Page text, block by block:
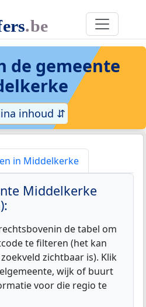
de gemeente
inhoud ⇵
in Middelkerke
Middelkerke
de tabel om
te filteren (het kan
zichtbaar is). Klik
wijk of buurt
voor die regio te